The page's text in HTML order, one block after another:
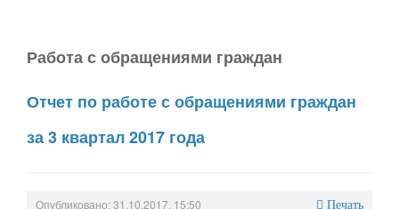
Работа с обращениями граждан
Отчет по работе с обращениями граждан
за 3 квартал 2017 года
Опубликовано: 31.10.2017, 15:50 Печать